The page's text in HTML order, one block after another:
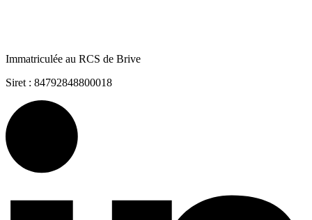
Immatriculée au RCS de Brive
Siret : 84792848800018